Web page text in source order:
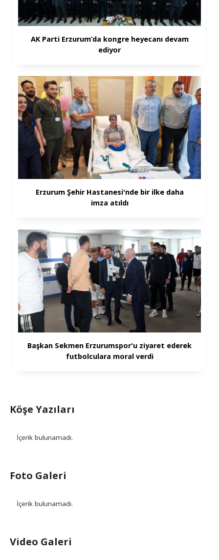
AK Parti Erzurum’da kongre heyecanı devam
ediyor
Erzurum Şehir Hastanesi'nde bir ilke daha
imza atıldı
Başkan Sekmen Erzurumspor'u ziyaret ederek
futbolculara moral verdi
Köşe Yazıları
İçerik bulunamadı.
Foto Galeri
İçerik bulunamadı.
Video Galeri